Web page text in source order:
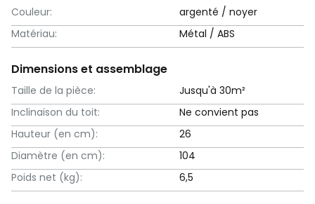
Couleur:
argenté / noyer
Matériau:
Métal / ABS
Dimensions et assemblage
Taille de la pièce:
Jusqu'à 30m²
Inclinaison du toit:
Ne convient pas
Hauteur (en cm):
26
Diamètre (en cm):
104
Poids net (kg):
6,5